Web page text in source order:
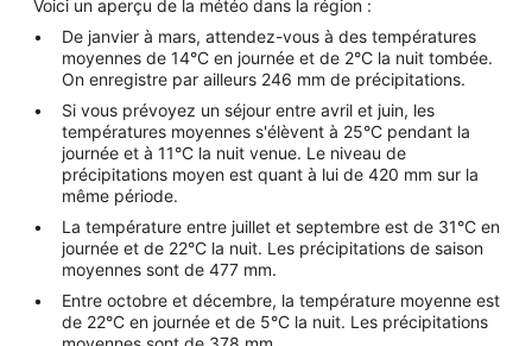
Voici un aperçu de la météo dans la région :
De janvier à mars, attendez-vous à des températures
moyennes de 14°C en journée et de 2°C la nuit tombée.
On enregistre par ailleurs 246 mm de précipitations.
Si vous prévoyez un séjour entre avril et juin, les
températures moyennes s'élèvent à 25°C pendant la
journée et à 11°C la nuit venue. Le niveau de
précipitations moyen est quant à lui de 420 mm sur la
même période.
La température entre juillet et septembre est de 31°C en
journée et de 22°C la nuit. Les précipitations de saison
moyennes sont de 477 mm.
Entre octobre et décembre, la température moyenne est
de 22°C en journée et de 5°C la nuit. Les précipitations